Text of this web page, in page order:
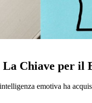
Chiave per il
emotiva ha